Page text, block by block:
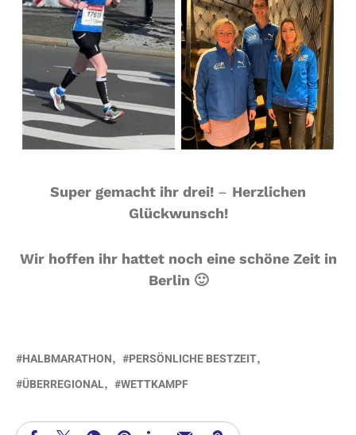
Super gemacht ihr drei! – Herzlichen
Glückwunsch!
Wir hoffen ihr hattet noch eine schöne Zeit in
Berlin 🙂
HALBMARATHON
PERSÖNLICHE BESTZEIT
ÜBERREGIONAL
WETTKAMPF